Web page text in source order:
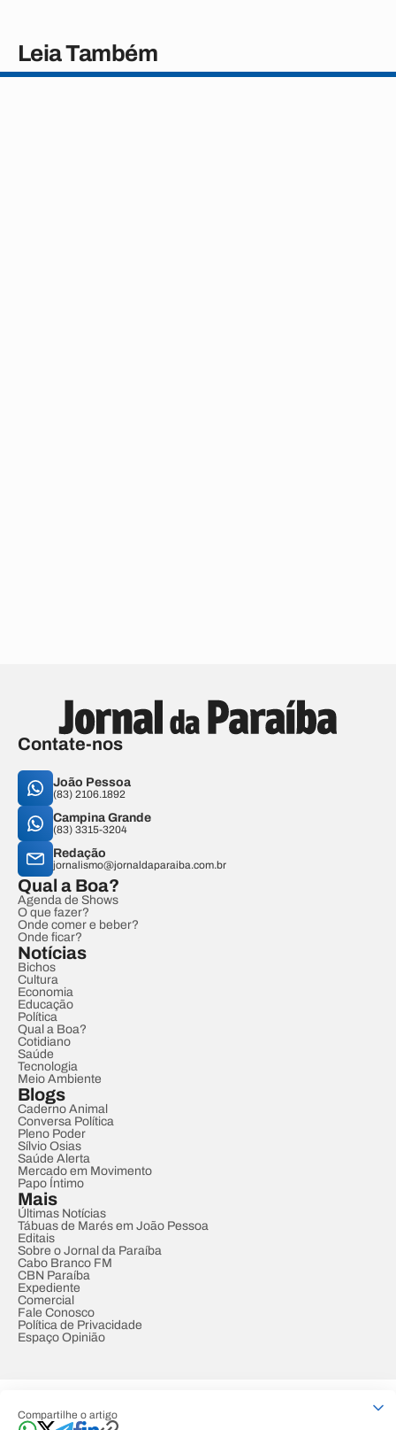
Compartilhe o artigo
Leia Também
Contate-nos
João Pessoa
(83) 2106.1892
Campina Grande
(83) 3315-3204
Redação
jornalismo@jornaldaparaiba.com.br
Qual a Boa?
Agenda de Shows
O que fazer?
Onde comer e beber?
Onde ficar?
Notícias
Bichos
Cultura
Economia
Educação
Política
Qual a Boa?
Cotidiano
Saúde
Tecnologia
Meio Ambiente
Blogs
Caderno Animal
Conversa Política
Pleno Poder
Sílvio Osias
Saúde Alerta
Mercado em Movimento
Papo Íntimo
Mais
Últimas Notícias
Tábuas de Marés em João Pessoa
Editais
Sobre o Jornal da Paraíba
Cabo Branco FM
CBN Paraíba
Expediente
Comercial
Fale Conosco
Política de Privacidade
Espaço Opinião